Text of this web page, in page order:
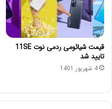
قیمت شیائومی ردمی نوت 11SE
تایید شد
4 شهریور 1401